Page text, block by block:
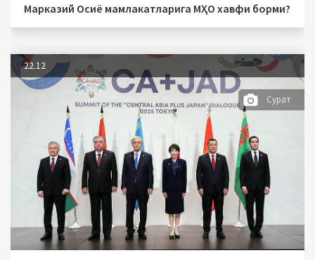
Марказий Осиё мамлакатларига МҲО хавфи борми?
22.12
Сурат